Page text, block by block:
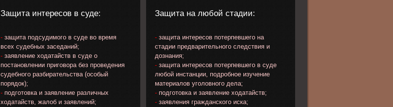
Защита интересов в суде:
-защита подсудимого в суде во время
всех судебных заседаний;
-заявление ходатайств в суде о
постановлении приговора без проведения
судебного разбирательства (особый
порядок);
-подготовка и заявление различных
ходатайств, жалоб и заявлений;
Защита на любой стадии:
- защита интересов потерпевшего на
стадии предварительного следствия и
дознания;
- защита интересов потерпевшего в суде
любой инстанции, подробное изучение
материалов уголовного дела;
- подготовка и заявление ходатайств;
- заявления гражданского иска;